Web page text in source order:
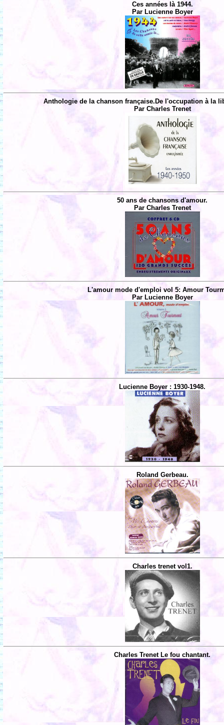
Ces années là 1944.
Par Lucienne Boyer
Anthologie de la chanson française.De l'occupation à la
Par Charles Trenet
50 ans de chansons d'amour.
Par Charles Trenet
L'amour mode d'emploi vol 5: Amour
Par Lucienne Boyer
Lucienne Boyer : 1930-1948.
Roland Gerbeau.
Charles trenet vol1.
Charles Trenet Le fou chantant.